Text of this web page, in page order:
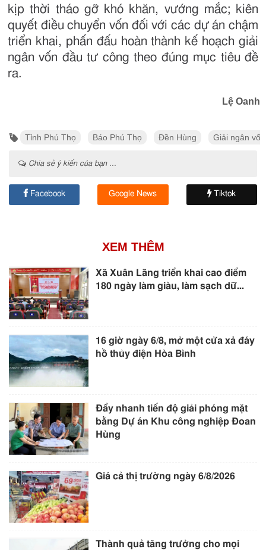
kịp thời tháo gỡ khó khăn, vướng mắc; kiên
quyết điều chuyển vốn đối với các dự án chậm
triển khai, phấn đấu hoàn thành kế hoạch giải
ngân vốn đầu tư công theo đúng mục tiêu đề
ra.
Lệ Oanh
Tỉnh Phú Thọ Báo Phú Thọ Đền Hùng Giải ngân
Chia sẻ ý kiến của bạn ...
Facebook Google News Tiktok
XEM THÊM
Xã Xuân Lãng triển khai cao điểm
180 ngày làm giàu, làm sạch dữ...
16 giờ ngày 6/8, mở một cửa xả đáy
hồ thủy điện Hòa Bình
Đẩy nhanh tiến độ giải phóng mặt
bằng Dự án Khu công nghiệp Đoan
Hùng
Giá cả thị trường ngày 6/8/2026
Thành quả tăng trưởng cho mọi